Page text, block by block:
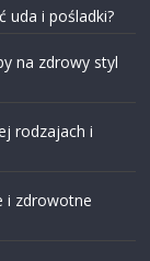
uda i pośladki?
na zdrowy styl
rodzajach i
i zdrowotne